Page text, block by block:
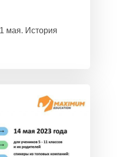
мая. История